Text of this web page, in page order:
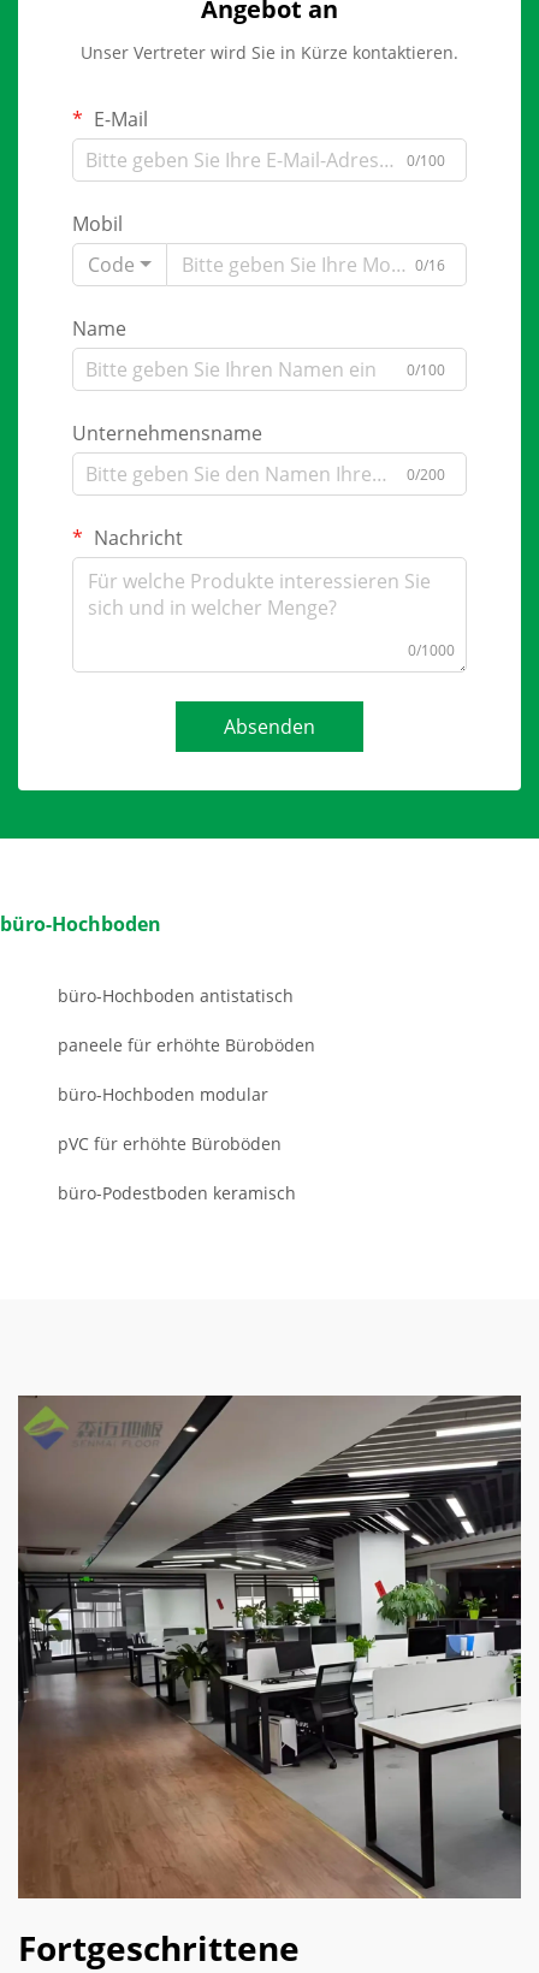
Angebot an
Unser Vertreter wird Sie in Kürze kontaktieren.
E-Mail
0/100
Mobil
Code
0/16
Name
0/100
Unternehmensname
0/200
Nachricht
0/1000
Absenden
büro-Hochboden
büro-Hochboden antistatisch
paneele für erhöhte Büroböden
büro-Hochboden modular
pVC für erhöhte Büroböden
büro-Podestboden keramisch
Fortgeschrittene